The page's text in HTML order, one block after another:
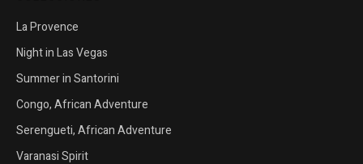
La Provence
Night in Las Vegas
Summer in Santorini
Congo, African Adventure
Serengueti, African Adventure
Varanasi Spirit